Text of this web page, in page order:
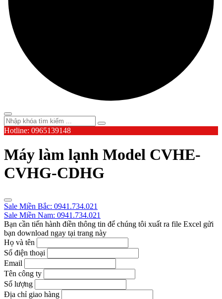
Hotline: 0965139148
Máy làm lạnh Model CVHE-
CVHG-CDHG
Sale Miền Bắc: 0941.734.021
Sale Miền Nam: 0941.734.021
Bạn cần tiến hành điền thông tin để chúng tôi xuất ra file Excel gửi
bạn download ngay tại trang này
Họ và tên
Số điện thoại
Email
Tên công ty
Số lượng
Địa chỉ giao hàng